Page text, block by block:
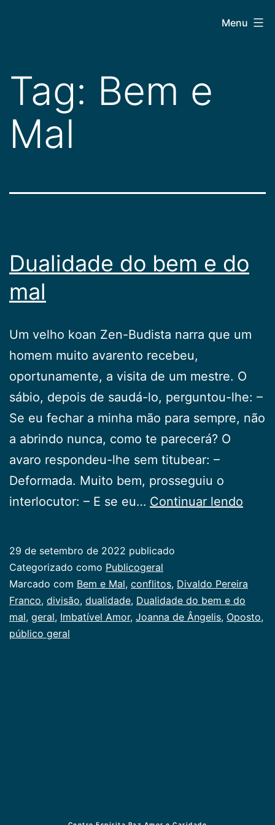
conteúdo
Menu
Tag: Bem e
Mal
Dualidade do bem e do
mal
Um velho koan Zen-Budista narra que um
homem muito avarento recebeu,
oportunamente, a visita de um mestre. O
sábio, depois de saudá-lo, perguntou-lhe: –
Se eu fechar a minha mão para sempre, não
a abrindo nun­ca, como te parecerá? O
avaro respondeu-lhe sem titubear: –
Deforma­da. Muito bem, prosseguiu o
interlocutor: – E se eu… Continuar lendo
do
mal
29 de setembro de 2022 publicado
Categorizado como Publicogeral
Marcado com Bem e Mal, conflitos, Divaldo Pereira
Franco, divisão, dualidade, Dualidade do bem e do
mal, geral, Imbatível Amor, Joanna de Ângelis, Oposto,
público geral